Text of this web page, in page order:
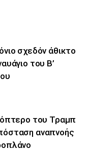
σχεδόν άθικτο
του Β’
του Τραμπ
αναπνοής